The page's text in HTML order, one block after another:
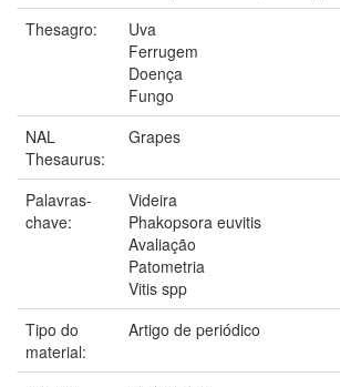
Thesagro:
Uva
Ferrugem
Doença
Fungo
NAL
Thesaurus:
Grapes
Palavras-
chave:
Videira
Phakopsora euvitis
Avaliação
Patometria
Vitis spp
Tipo do
material:
Artigo de periódico